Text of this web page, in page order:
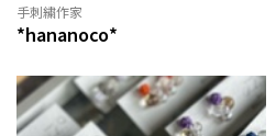
手刺繍作家
*hananoco*